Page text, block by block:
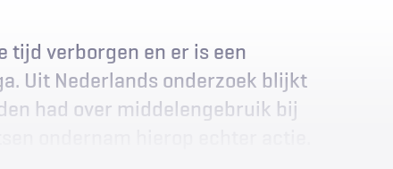
verborgen en er is een
Uit Nederlands onderzoek blijkt
had over middelengebruik bij
ondernam hierop echter actie.